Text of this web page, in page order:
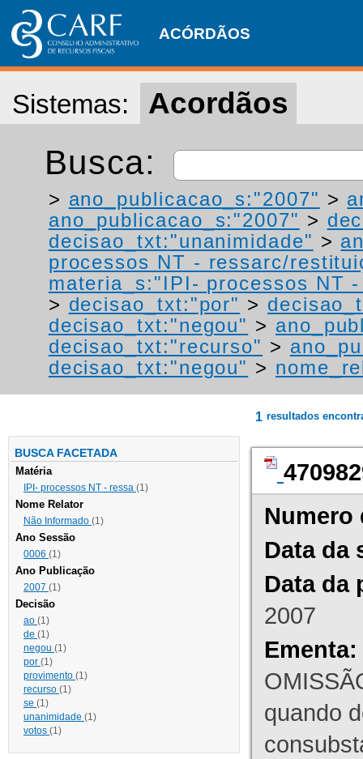
ACÓRDÃOS
Sistemas: Acordãos
Busca:
> ano_publicacao_s:"2007" >
ano_publicacao_s:"2007" >
decisao_txt:"unanimidade" >
processos NT - ressarc/
materia_s:"IPI- processos NT
> decisao_txt:"por" >
decisao_txt:"negou" >
decisao_txt:"recurso" >
decisao_txt:"negou" >
BUSCA FACETADA
Matéria
IPI- processos NT - ressa (1)
Nome Relator
Não Informado (1)
Ano Sessão
0006 (1)
Ano Publicação
2007 (1)
Decisão
ao (1)
de (1)
negou (1)
por (1)
provimento (1)
recurso (1)
se (1)
unanimidade (1)
votos (1)
1 resultados
Numero
Data da
Data da
2007
Ementa:
quando